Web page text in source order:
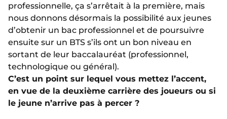
professionnelle, ça s’arrêtait à la première, mais
nous donnons désormais la possibilité aux jeunes
d’obtenir un bac professionnel et de poursuivre
ensuite sur un BTS s’ils ont un bon niveau en
sortant de leur baccalauréat (professionnel,
technologique ou général).
C’est un point sur lequel vous mettez l’accent,
en vue de la deuxième carrière des joueurs ou si
le jeune n’arrive pas à percer ?